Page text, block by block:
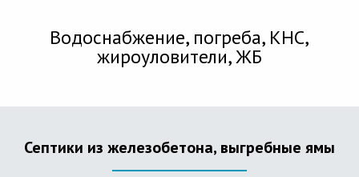
Водоснабжение, погреба, КНС,
жироуловители, ЖБ
Септики из железобетона, выгребные ямы